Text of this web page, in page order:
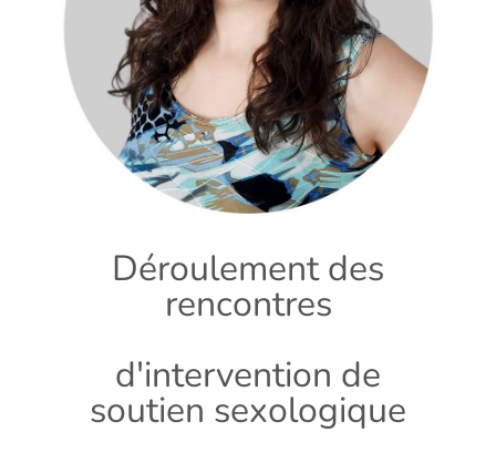
Déroulement des
rencontres
d'intervention de
soutien sexologique